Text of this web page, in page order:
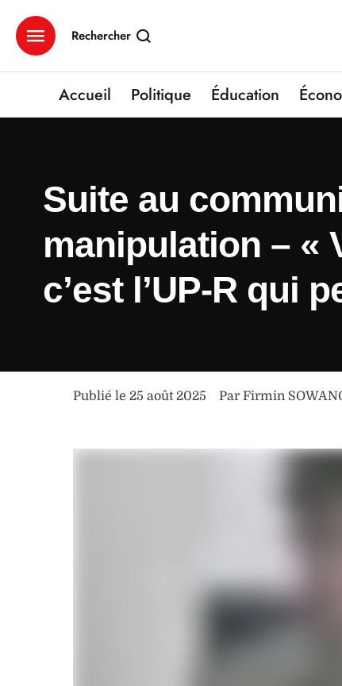
Rechercher
Accueil Politique Éducation
Suite au
manipulation – «
c’est l’UP-R qui
Publié le 25 août 2025 Par Firmin